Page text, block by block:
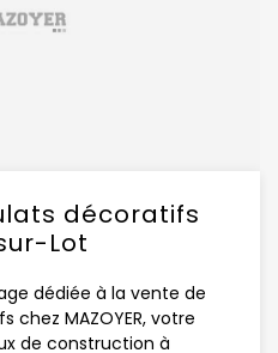
décoratifs
Lot
dédiée à la vente de
chez MAZOYER, votre
de construction à